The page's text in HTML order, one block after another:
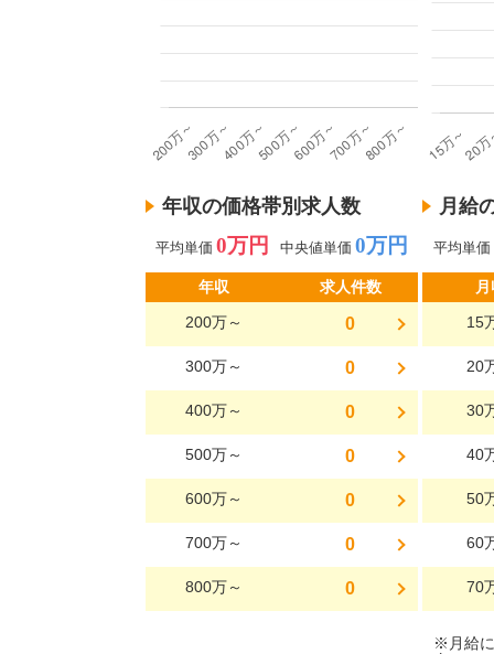
年収の価格帯別求人数
平均単価 0万円 中央値単価 0万円
年収
求人件数
200万～
0
300万～ 0
400万～ 0
500万～ 0
600万～ 0
700万～ 0
800万～ 0
月給
平均単価
15
20
30
40
50
60
70
※月給